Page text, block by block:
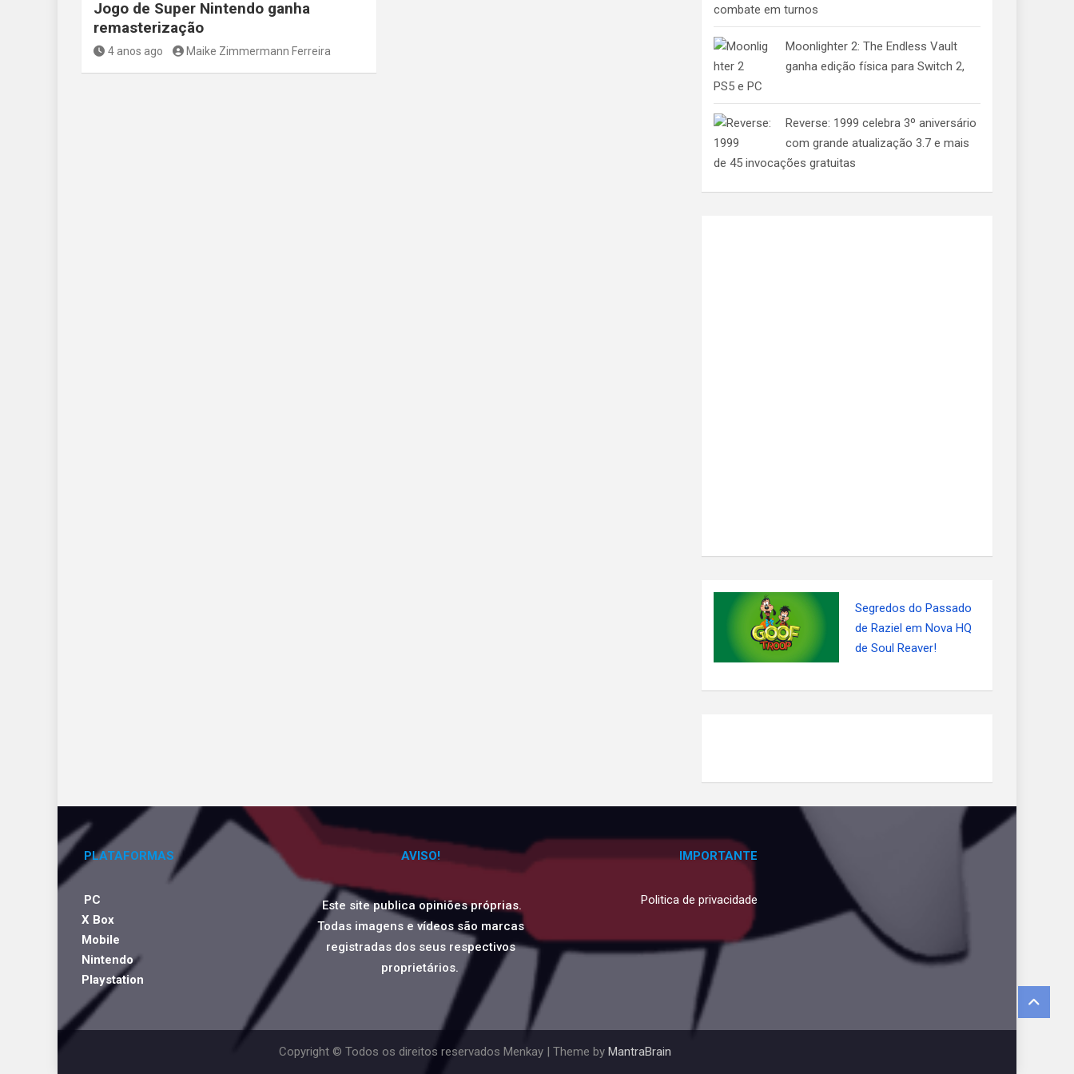
Jogo de Super Nintendo ganha
remasterização
4 anos ago Maike Zimmermann Ferreira
combate em turnos
Moonlighter 2: The Endless Vault
ganha edição física para Switch 2,
PS5 e PC
Reverse: 1999 celebra 3º aniversário
com grande atualização 3.7 e mais
de 45 invocações gratuitas
Segredos do Passado
de Raziel em Nova HQ
de Soul Reaver!
PLATAFORMAS
PC
X Box
Mobile
Nintendo
Playstation
AVISO!
Este site publica opiniões próprias.
Todas imagens e vídeos são marcas
registradas dos seus respectivos
proprietários.
IMPORTANTE
Politica de privacidade
Copyright © Todos os direitos reservados Menkay | Theme by MantraBrain